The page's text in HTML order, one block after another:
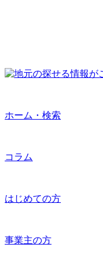
ホーム・検索
コラム
はじめての方
事業主の方